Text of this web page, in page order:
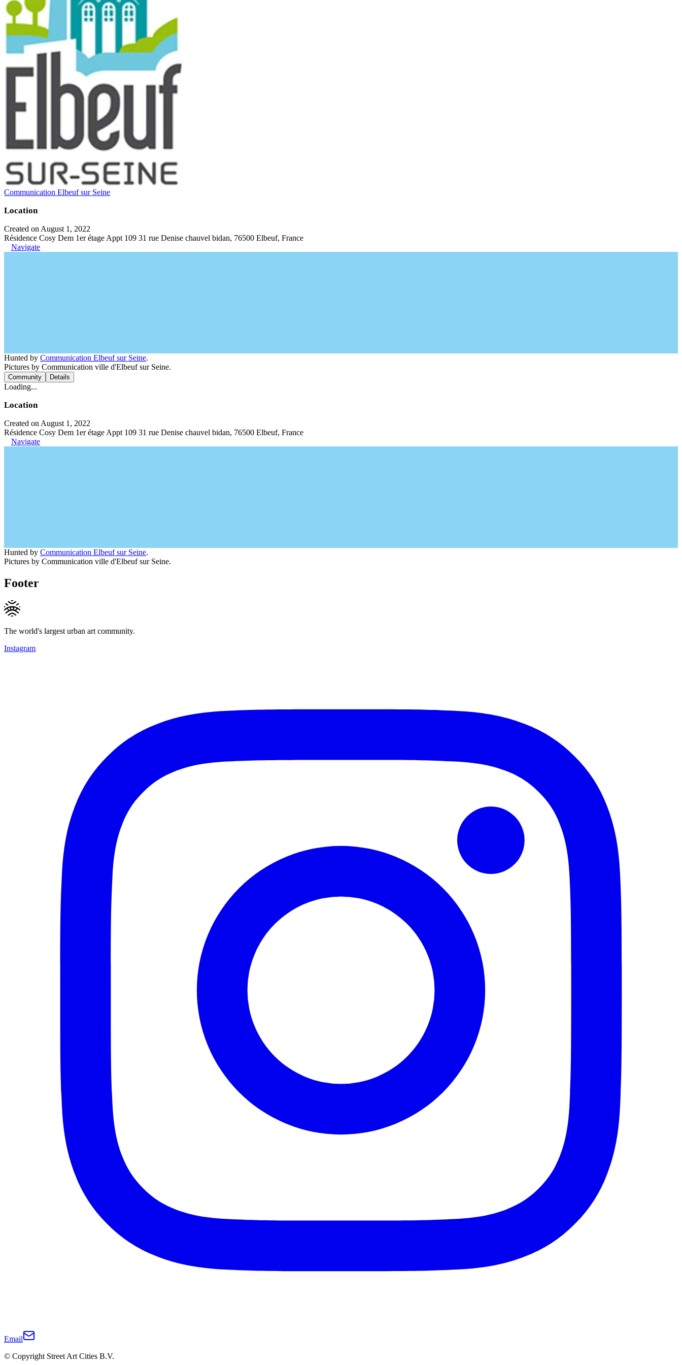
Communication Elbeuf sur Seine
Location
Created on August 1, 2022
Résidence Cosy Dem 1er étage Appt 109 31 rue Denise chauvel bidan, 76500 Elbeuf, France
Navigate
Hunted by Communication Elbeuf sur Seine.
Pictures by Communication ville d'Elbeuf sur Seine.
Community Details
Loading...
Location
Created on August 1, 2022
Résidence Cosy Dem 1er étage Appt 109 31 rue Denise chauvel bidan, 76500 Elbeuf, France
Navigate
Hunted by Communication Elbeuf sur Seine.
Pictures by Communication ville d'Elbeuf sur Seine.
Footer
The world's largest urban art community.
Instagram
Email
© Copyright Street Art Cities B.V.